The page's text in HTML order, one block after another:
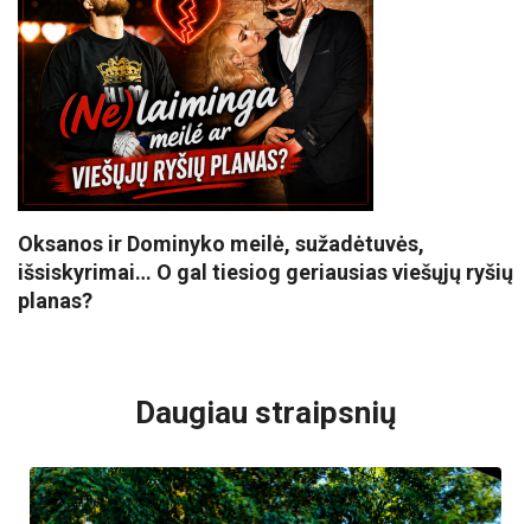
Oksanos ir Dominyko meilė, sužadėtuvės,
išsiskyrimai… O gal tiesiog geriausias viešųjų ryšių
planas?
Daugiau straipsnių